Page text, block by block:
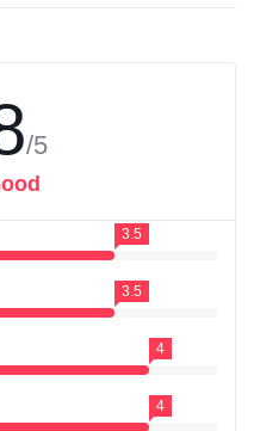
/5
3.5
3.5
4
4